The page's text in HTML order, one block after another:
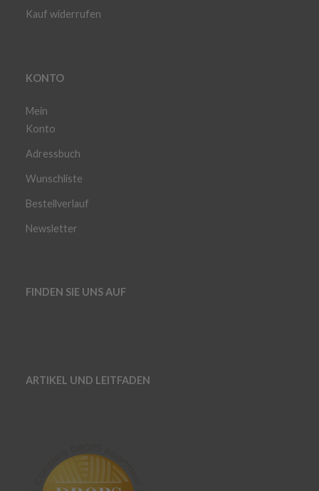
Kauf widerrufen
KONTO
Mein
Konto
Adressbuch
Wunschliste
Bestellverlauf
Newsletter
FINDEN SIE UNS AUF
ARTIKEL UND LEITFADEN